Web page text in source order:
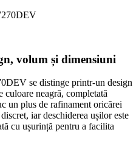
volum și dimensiuni
se distinge printr-un design
culoare neagră, completată
un plus de rafinament oricărei
iar deschiderea ușilor este
cu ușurință pentru a facilita